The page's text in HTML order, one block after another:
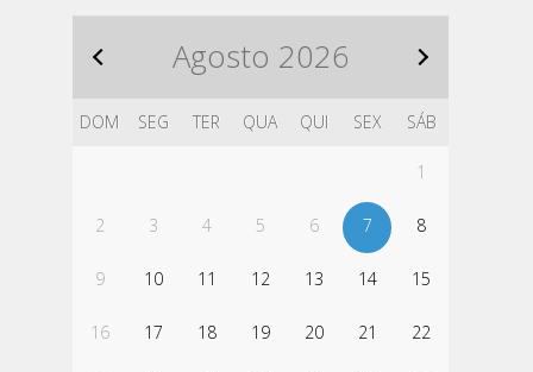
Agosto 2026
DOM SEG TER QUA QUI SEX SÁB
1
2 3 4 5 6 7 8
9 10 11 12 13 14 15
16 17 18 19 20 21 22